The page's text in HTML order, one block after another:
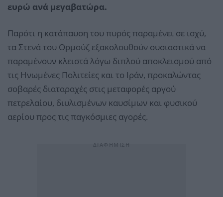
ευρώ ανά μεγαβατώρα.
Παρότι η κατάπαυση του πυρός παραμένει σε ισχύ,
τα Στενά του Ορμούζ εξακολουθούν ουσιαστικά να
παραμένουν κλειστά λόγω διπλού αποκλεισμού από
τις Ηνωμένες Πολιτείες και το Ιράν, προκαλώντας
σοβαρές διαταραχές στις μεταφορές αργού
πετρελαίου, διυλισμένων καυσίμων και φυσικού
αερίου προς τις παγκόσμιες αγορές.